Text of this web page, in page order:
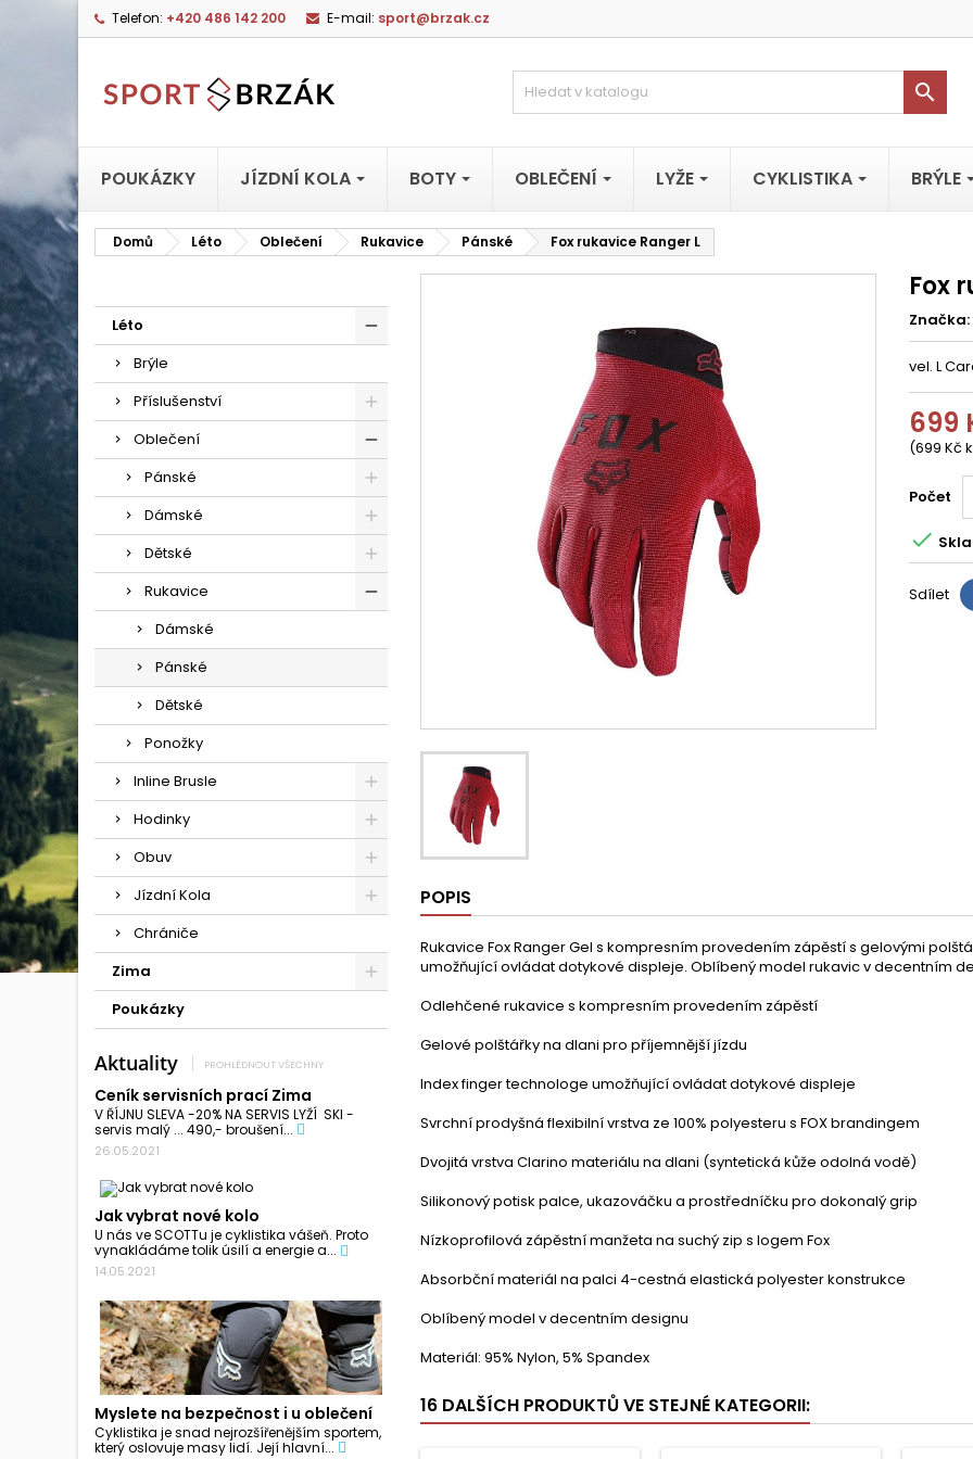
Telefon: +420 486 142 200 E-mail: sport@brzak.cz

POUKÁZKY JÍZDNÍ KOLA BOTY OBLEČENÍ LYŽE CYKLISTIKA BRÝLE
Domů Léto Oblečení Rukavice Pánské Fox rukavice Ranger L
Léto
Brýle
Příslušenství
Oblečení
Pánské
Dámské
Dětské
Rukavice
Dámské
Pánské
Dětské
Ponožky
Inline Brusle
Hodinky
Obuv
Jízdní Kola
Chrániče
Zima
Poukázky
Aktuality PROHLÉDNOUT VŠECHNY
Ceník servisních prací Zima
V ŘÍJNU SLEVA -20% NA SERVIS LYŽÍ SKI -
servis malý ... 490,- broušení...
26.05.2021
Jak vybrat nové kolo
U nás ve SCOTTu je cyklistika vášeň. Proto
vynakládáme tolik úsilí a energie a...
14.05.2021
Myslete na bezpečnost i u oblečení
Cyklistika je snad nejrozšířenějším sportem,
který oslovuje masy lidí. Její hlavní...
Fox
Značka:
vel. L
699
(699 Kč
Počet

Sdílet
POPIS
Rukavice Fox Ranger Gel s kompresním provedením zápěstí s gelovými
umožňující ovládat dotykové displeje. Oblíbený model rukavic v decentním
Odlehčené rukavice s kompresním provedením zápěstí
Gelové polštářky na dlani pro příjemnější jízdu
Index finger technologe umožňující ovládat dotykové displeje
Svrchní prodyšná flexibilní vrstva ze 100% polyesteru s FOX brandingem
Dvojitá vrstva Clarino materiálu na dlani (syntetická kůže odolná vodě)
Silikonový potisk palce, ukazováčku a prostředníčku pro dokonalý grip
Nízkoprofilová zápěstní manžeta na suchý zip s logem Fox
Absorbční materiál na palci 4-cestná elastická polyester konstrukce
Oblíbený model v decentním designu
Materiál: 95% Nylon, 5% Spandex
16 DALŠÍCH PRODUKTŮ VE STEJNÉ KATEGORII: